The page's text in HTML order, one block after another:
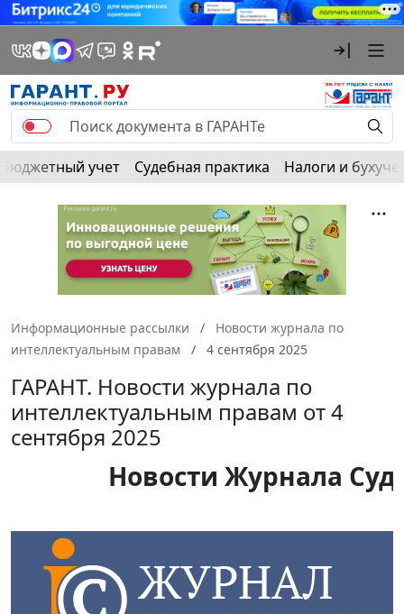
Бюджетный учет Судебная практика Налоги и
Информационные рассылки
Новости журнала по
интеллектуальным правам
4 сентября 2025
ГАРАНТ. Новости журнала по
интеллектуальным правам от 4
сентября 2025
Новости Журнала